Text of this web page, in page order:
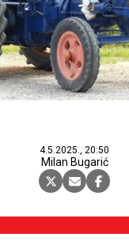
4.5.2025., 20:50
Milan Bugarić